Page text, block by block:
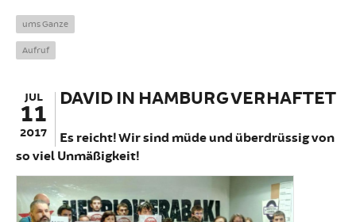
ums Ganze
Aufruf
JUL
11
2017
DAVID IN HAMBURG VERHAFTET
Es reicht! Wir sind müde und überdrüssig von
so viel Unmäßigkeit!